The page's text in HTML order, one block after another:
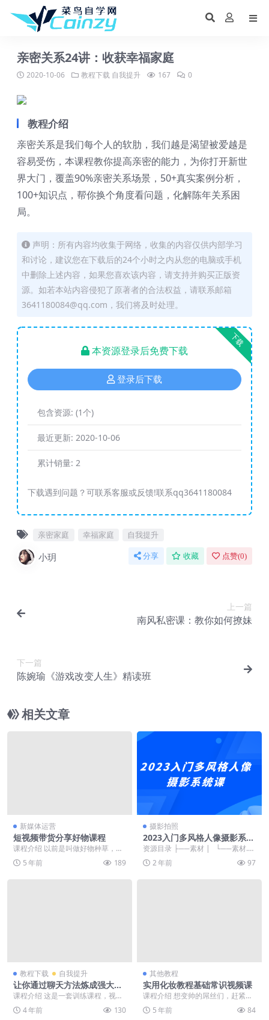
亲密关系24讲：收获幸福家庭
2020-10-06 教程下载 自我提升 167 0
教程介绍
亲密关系是我们每个人的软肋，我们越是渴望被爱越是
容易受伤，本课程教你提高亲密的能力，为你打开新世
界大门，覆盖90%亲密关系场景，50+真实案例分析，
100+知识点，帮你换个角度看问题，化解陈年关系困
局。
声明：所有内容均收集于网络，收集的内容仅供内部学习
和讨论，建议您在下载后的24个小时之内从您的电脑或手机
中删除上述内容，如果您喜欢该内容，请支持并购买正版资
源。如若本站内容侵犯了原著者的合法权益，请联系邮箱
3641180084@qq.com，我们将及时处理。
下载
本资源登录后免费下载
登录后下载
包含资源: (1个)
最近更新: 2020-10-06
累计销量: 2
下载遇到问题？可联系客服或反馈!联系qq3641180084
亲密家庭 幸福家庭 自我提升
小玥 分享 收藏 点赞(0)
上一篇
南风私密课：教你如何撩妹
下一篇
陈婉瑜《游戏改变人生》精读班
相关文章
新媒体运营
短视频带货分享好物课程
课程介绍 以前是叫做好物种草，现
在我们把它叫做好物推荐，好物带
货，好物分享！前期...
5 年前 189
摄影拍照
2023入门多风格人像摄影系统
课
资源目录 ├──素材 | └──素材.zi
p 2.13G ├──1 一组人...
2 年前 97
教程下载 自我提升
让你通过聊天方法炼成强大心
态
课程介绍 这是一套训练课程，视频
讲解+案例分析+专业训练方法让你
洞悉自己、找到原...
4 年前 130
其他教程
实用化妆教程基础常识视频课
课程介绍 想变帅的屌丝们，赶紧学
吧，学会后你可能会拥有许多女朋
友哦！本套教程不是...
5 年前 84